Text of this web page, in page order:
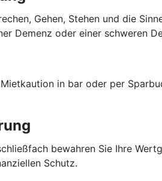
Gehen, Stehen und die
Demenz oder einer schweren
in bar oder per
bewahren Sie Ihre
Schutz.